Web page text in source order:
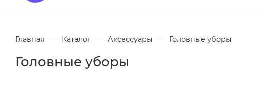
Главная — Каталог — Аксессуары — Головные уборы
Головные уборы